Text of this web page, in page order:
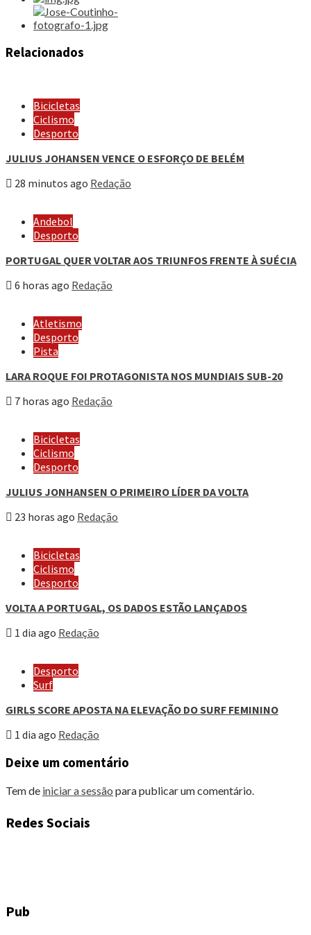
Relacionados
Bicicletas
Ciclismo
Desporto
JULIUS JOHANSEN VENCE O ESFORÇO DE BELÉM
28 minutos ago Redação
Andebol
Desporto
PORTUGAL QUER VOLTAR AOS TRIUNFOS FRENTE À SUÉCIA
6 horas ago Redação
Atletismo
Desporto
Pista
LARA ROQUE FOI PROTAGONISTA NOS MUNDIAIS SUB-20
7 horas ago Redação
Bicicletas
Ciclismo
Desporto
JULIUS JONHANSEN O PRIMEIRO LÍDER DA VOLTA
23 horas ago Redação
Bicicletas
Ciclismo
Desporto
VOLTA A PORTUGAL, OS DADOS ESTÃO LANÇADOS
1 dia ago Redação
Desporto
Surf
GIRLS SCORE APOSTA NA ELEVAÇÃO DO SURF FEMININO
1 dia ago Redação
Deixe um comentário
Tem de iniciar a sessão para publicar um comentário.
Redes Sociais
Pub